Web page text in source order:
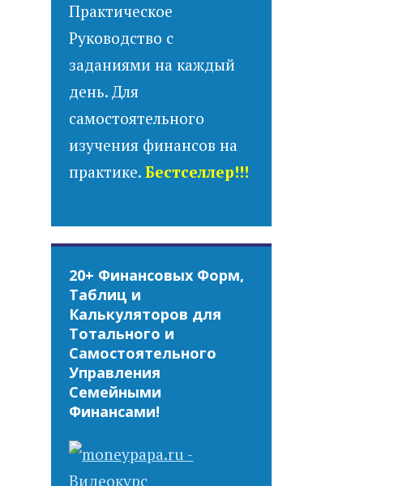
Практическое
Руководство с
заданиями на каждый
день. Для
самостоятельного
изучения финансов на
практике.Бестселлер!!!
20+ Финансовых Форм,
Таблиц и
Калькуляторов для
Тотального и
Самостоятельного
Управления
Семейными
Финансами!